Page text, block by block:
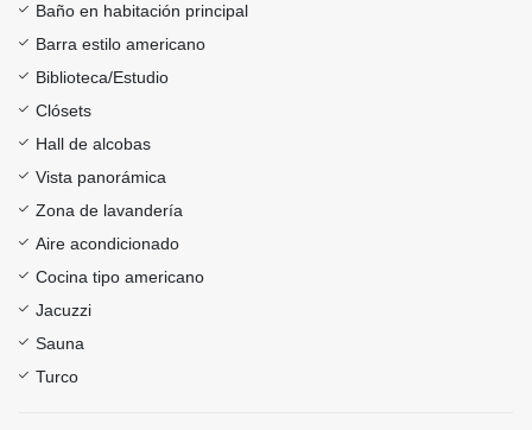
Baño en habitación principal
Barra estilo americano
Biblioteca/Estudio
Clósets
Hall de alcobas
Vista panorámica
Zona de lavandería
Aire acondicionado
Cocina tipo americano
Jacuzzi
Sauna
Turco